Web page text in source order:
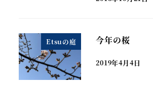
Etsuの庭 今年の桜
2019年4月4日